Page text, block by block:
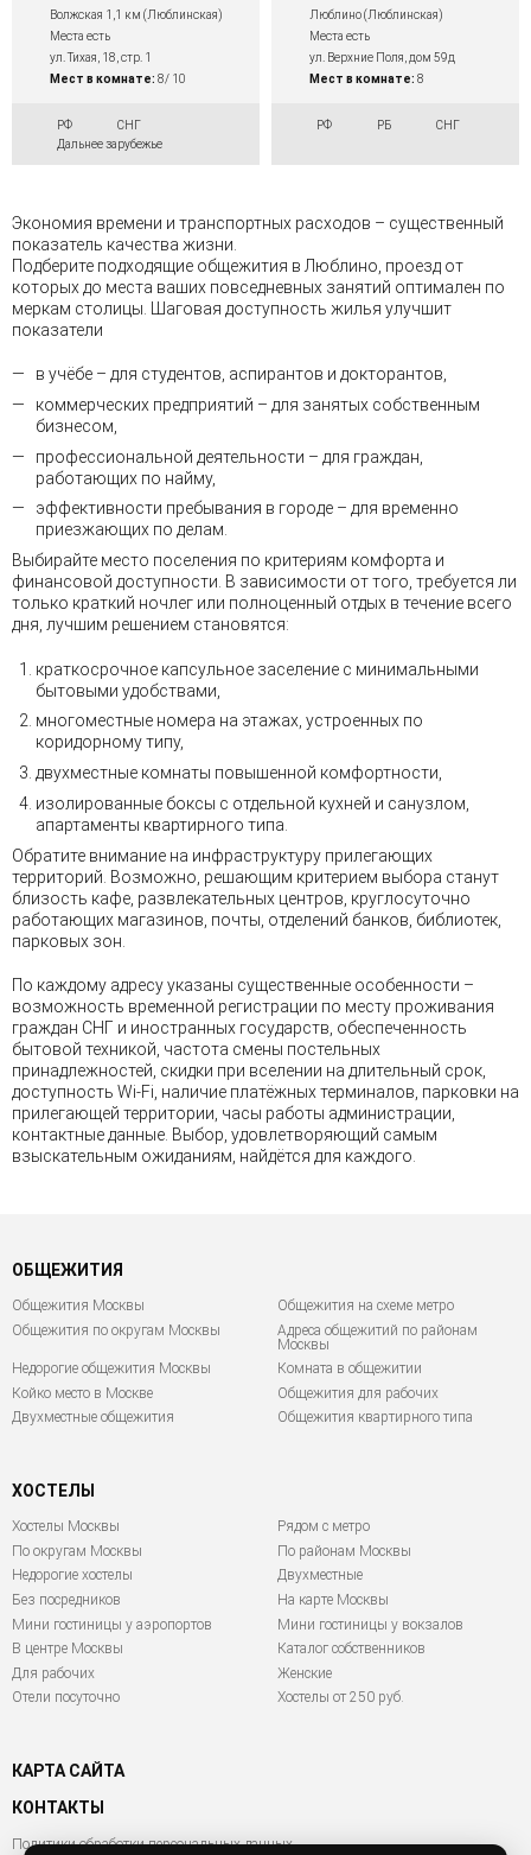
Волжская 1,1 км (Люблинская)
Места есть
ул. Тихая, 18, стр. 1
Мест в комнате: 8/ 10
РФ
СНГ
Дальнее зарубежье
Люблино (Люблинская)
Места есть
ул. Верхние Поля, дом 59д
Мест в комнате: 8
РФ РБ СНГ
Экономия времени и транспортных расходов – существенный
показатель качества жизни.
Подберите подходящие общежития в Люблино, проезд от
которых до места ваших повседневных занятий оптимален по
меркам столицы. Шаговая доступность жилья улучшит
показатели
в учёбе – для студентов, аспирантов и докторантов,
коммерческих предприятий – для занятых собственным
бизнесом,
профессиональной деятельности – для граждан,
работающих по найму,
эффективности пребывания в городе – для временно
приезжающих по делам.
Выбирайте место поселения по критериям комфорта и
финансовой доступности. В зависимости от того, требуется ли
только краткий ночлег или полноценный отдых в течение всего
дня, лучшим решением становятся:
краткосрочное капсульное заселение с минимальными
бытовыми удобствами,
многоместные номера на этажах, устроенных по
коридорному типу,
двухместные комнаты повышенной комфортности,
изолированные боксы с отдельной кухней и санузлом,
апартаменты квартирного типа.
Обратите внимание на инфраструктуру прилегающих
территорий. Возможно, решающим критерием выбора станут
близость кафе, развлекательных центров, круглосуточно
работающих магазинов, почты, отделений банков, библиотек,
парковых зон.
По каждому адресу указаны существенные особенности –
возможность временной регистрации по месту проживания
граждан СНГ и иностранных государств, обеспеченность
бытовой техникой, частота смены постельных
принадлежностей, скидки при вселении на длительный срок,
доступность Wi-Fi, наличие платёжных терминалов, парковки на
прилегающей территории, часы работы администрации,
контактные данные. Выбор, удовлетворяющий самым
взыскательным ожиданиям, найдётся для каждого.
ОБЩЕЖИТИЯ
Общежития Москвы
Общежития на схеме метро
Общежития по округам Москвы
Адреса общежитий по районам
Москвы
Недорогие общежития Москвы
Комната в общежитии
Койко место в Москве
Общежития для рабочих
Двухместные общежития
Общежития квартирного типа
ХОСТЕЛЫ
Хостелы Москвы
По округам Москвы
Недорогие хостелы
Без посредников
Мини гостиницы у аэропортов
В центре Москвы
Для рабочих
Отели посуточно
Рядом с метро
По районам Москвы
Двухместные
На карте Москвы
Мини гостиницы у вокзалов
Каталог собственников
Женские
Хостелы от 250 руб.
КАРТА САЙТА
КОНТАКТЫ
Политики обработки персональных данных